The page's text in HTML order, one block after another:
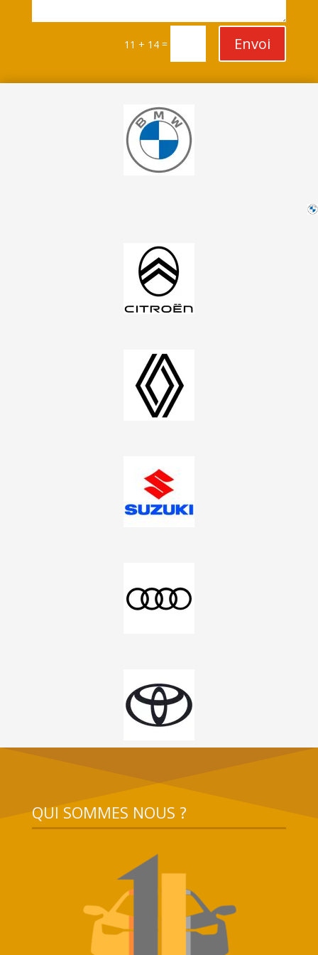
11 + 14 = Envoi
QUI SOMMES NOUS ?